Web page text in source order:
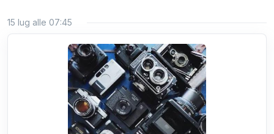
15 lug alle 07:45